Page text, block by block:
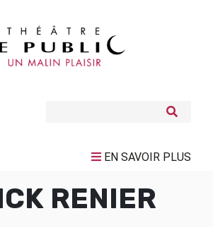
EN SAVOIR PLUS
RENIER